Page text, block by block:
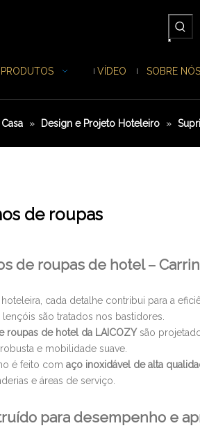
PRODUTOS VÍDEO SOBRE NÓS
Casa » Design e Projeto Hoteleiro »
de roupas
de roupas de hotel –
hoteleira, cada detalhe contribui para a
são tratados nos bastidores.
roupas de hotel da LAICOZY são
e mobilidade suave.
é feito com aço inoxidável de alta
e áreas de serviço.
para desempenho e